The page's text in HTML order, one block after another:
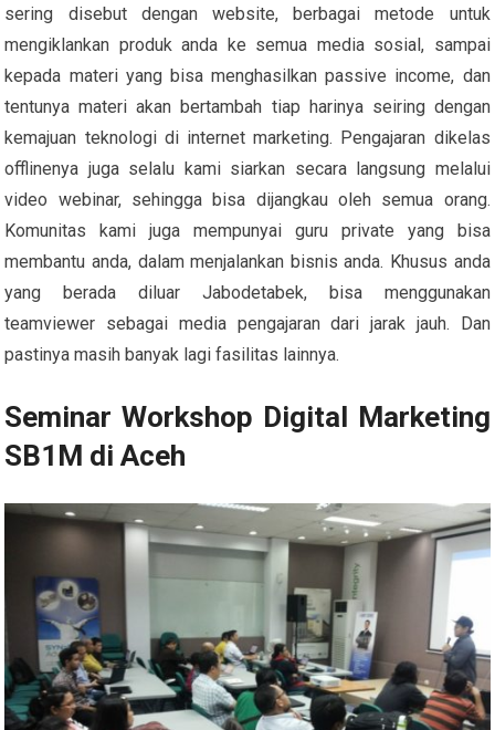
sering disebut dengan website, berbagai metode untuk
mengiklankan produk anda ke semua media sosial, sampai
kepada materi yang bisa menghasilkan passive income, dan
tentunya materi akan bertambah tiap harinya seiring dengan
kemajuan teknologi di internet marketing. Pengajaran dikelas
offlinenya juga selalu kami siarkan secara langsung melalui
video webinar, sehingga bisa dijangkau oleh semua orang.
Komunitas kami juga mempunyai guru private yang bisa
membantu anda, dalam menjalankan bisnis anda. Khusus anda
yang berada diluar Jabodetabek, bisa menggunakan
teamviewer sebagai media pengajaran dari jarak jauh. Dan
pastinya masih banyak lagi fasilitas lainnya.
Seminar Workshop Digital Marketing
SB1M di Aceh